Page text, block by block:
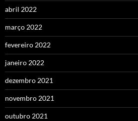
abril 2022
março 2022
fevereiro 2022
janeiro 2022
dezembro 2021
novembro 2021
outubro 2021